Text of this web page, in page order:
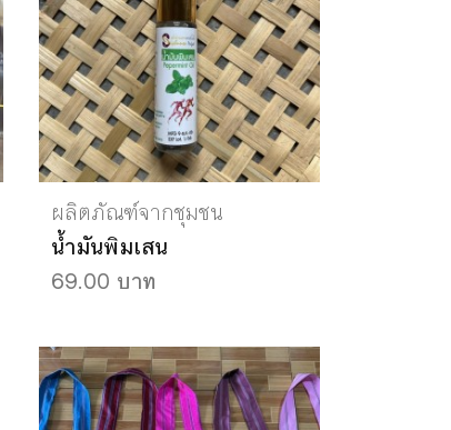
ผลิตภัณฑ์จากชุมชน
น้ำมันพิมเสน
69.00 บาท